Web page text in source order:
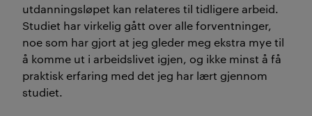
utdanningsløpet kan relateres til tidligere arbeid.
Studiet har virkelig gått over alle forventninger,
noe som har gjort at jeg gleder meg ekstra mye til
å komme ut i arbeidslivet igjen, og ikke minst å få
praktisk erfaring med det jeg har lært gjennom
studiet.